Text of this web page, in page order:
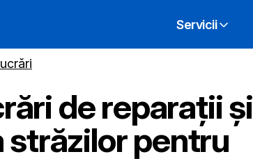
Servicii
de reparații și
pentru